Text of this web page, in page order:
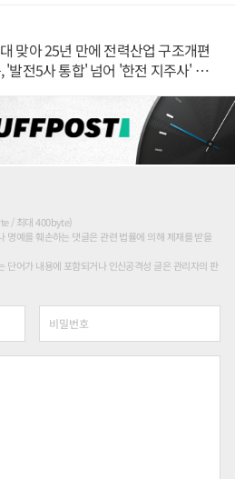
맞아 25년 만에 전력산업 구조개편
'발전5사 통합' 넘어 '한전 지주사' 재편
/ 최대 400byte)
명예를 훼손하는 댓글은 관련 법률에 의해 제재를 받을
단어가 내용에 포함되거나 인신공격성 글은 관리자의 판